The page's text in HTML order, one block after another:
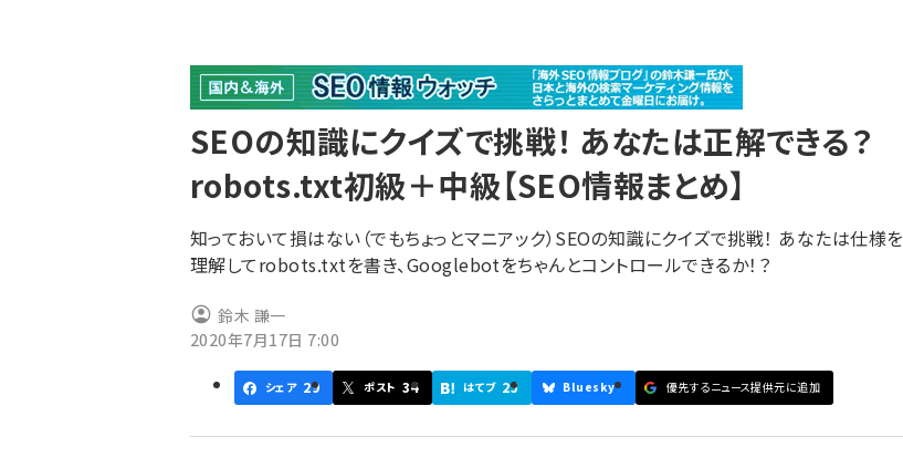
ン
く
ず
SEOの知識にクイズで挑戦！ あなたは正解できる？
robots.txt初級＋中級【SEO情報まとめ】
知っておいて損はない（でもちょっとマニアック）SEOの知識にクイズで挑戦！ あなたは仕様を
理解してrobots.txtを書き、Googlebotをちゃんとコントロールできるか！？
鈴木 謙一
2020年7月17日 7:00
シェア 29 ポスト 34 はてブ 25 Bluesky 優先するニュース提供元に追加